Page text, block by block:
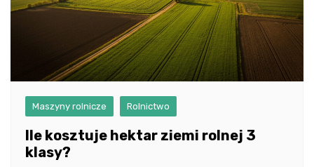
Maszyny rolnicze Rolnictwo
Ile kosztuje hektar ziemi rolnej 3
klasy?